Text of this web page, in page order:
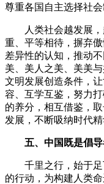
尊重各国自主选择社
人类社会越发展，
重、平等相待，摒弃
差异性的认知，推动
美、美人之美、美美
文明发展创造条件，
容、互学互鉴，努力
的养分，相互借鉴，
发展，不断吸纳时代
五、中国既是倡
千里之行，始于足
的行动，为构建人类